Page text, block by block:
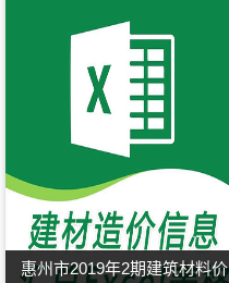
惠州市2019年2期建筑材料价